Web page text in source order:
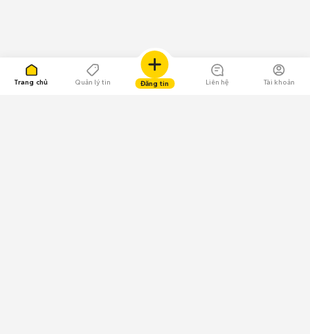
Trang chủ Quản lý tin Đăng tin Liên hệ Tài khoản